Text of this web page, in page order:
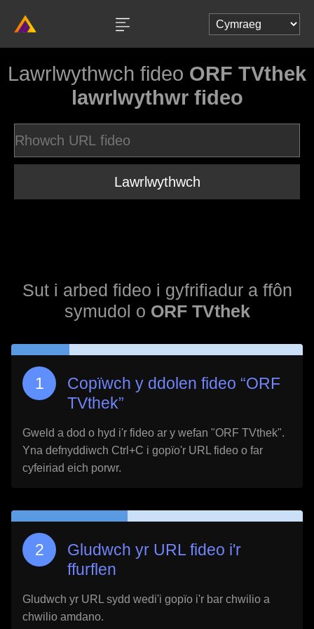
Lawrlwythwch fideo ORF TVthek
lawrlwythwr fideo
Lawrlwythwch
Sut i arbed fideo i gyfrifiadur a ffôn
symudol o ORF TVthek
Copïwch y ddolen fideo “ORF
TVthek”
Gweld a dod o hyd i'r fideo ar y wefan "ORF TVthek".
Yna defnyddiwch Ctrl+C i gopïo'r URL fideo o far
cyfeiriad eich porwr.
Gludwch yr URL fideo i'r
ffurflen
Gludwch yr URL sydd wedi'i gopïo i'r bar chwilio a
chwilio amdano.